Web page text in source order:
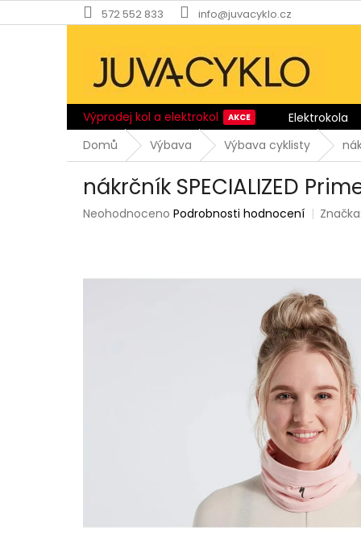
na
572 552 833 info@juvacyklo.cz
Výprodej kol a elektrokol Elektrokola
Domů
Výbava Výbava cyklisty
nákrčník SPECIALIZED
Průměrné
Neohodnoceno Podrobnosti hodnocení